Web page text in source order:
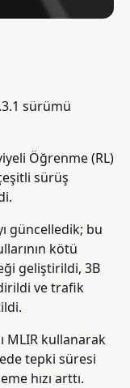
sürümü
Öğrenme (RL)
sürüş
güncelledik; bu
kötü
geliştirildi, 3B
ve trafik
MLIR kullanarak
tepki süresi
hızı arttı.